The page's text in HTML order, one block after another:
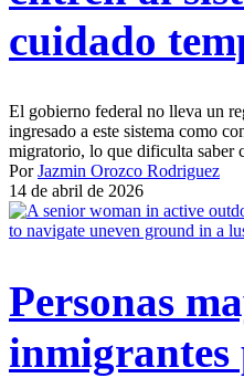
cuidado
El gobierno federal no lleva un
ingresado a este sistema como
migratorio, lo que dificulta saber
PorJazmin Orozco Rodriguez
14 de abril de 2026
Personas
inmigrantes